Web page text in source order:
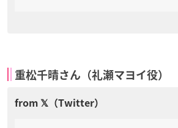
重松千晴さん（礼瀬マヨイ役）